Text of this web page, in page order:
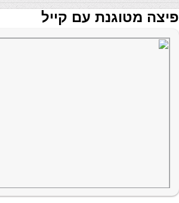
פיצה מטוגנת עם קייל